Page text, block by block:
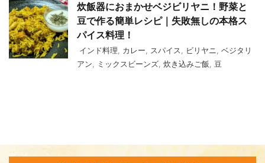
炊飯器におまかせベジビリヤニ！野菜と
豆で作る簡単レシピ｜失敗無しの本格ス
パイス料理！
インド料理 カレー スパイス ビリヤニ
ベジタリ
アン
ミックスビーンズ 炊き込みご飯 豆